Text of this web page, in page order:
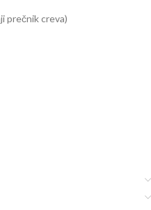
prečnik creva)